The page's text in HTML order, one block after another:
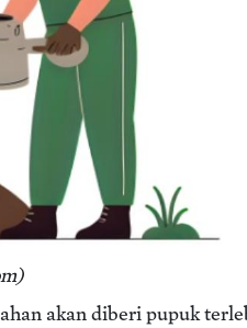
akan diberi pupuk